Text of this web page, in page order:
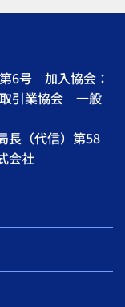
6号 加入協会：
取引業協会 一般
（代信）第58
会社